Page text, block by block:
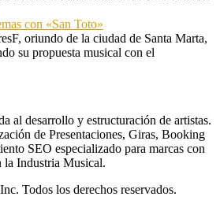
con «San Toto»
oriundo de la ciudad de Santa Marta,
su propuesta musical con el
al desarrollo y estructuración de artistas.
de Presentaciones, Giras, Booking
SEO especializado para marcas con
la Industria Musical.
Todos los derechos reservados.